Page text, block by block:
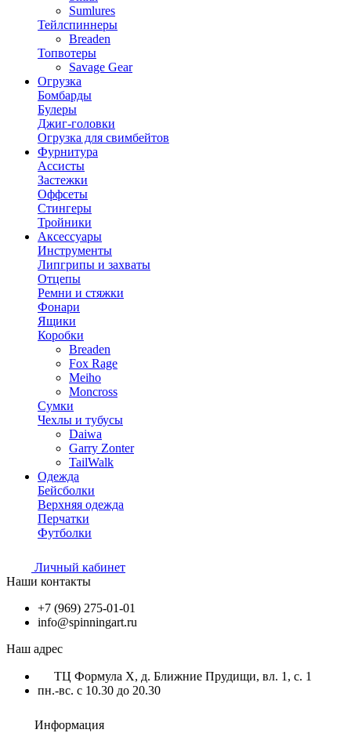
Sumlures
Тейлспиннеры
Breaden
Топвотеры
Savage Gear
Огрузка
Бомбарды
Булеры
Джиг-головки
Огрузка для свимбейтов
Фурнитура
Ассисты
Застежки
Оффсеты
Стингеры
Тройники
Аксессуары
Инструменты
Липгрипы и захваты
Отцепы
Ремни и стяжки
Фонари
Ящики
Коробки
Breaden
Fox Rage
Meiho
Moncross
Сумки
Чехлы и тубусы
Daiwa
Garry Zonter
TailWalk
Одежда
Бейсболки
Верхняя одежда
Перчатки
Футболки
Личный кабинет
Наши контакты
+7 (969) 275-01-01
info@spinningart.ru
Наш адрес
ТЦ Формула X, д. Ближние Прудищи, вл. 1, с. 1
пн.-вс. с 10.30 до 20.30
Информация